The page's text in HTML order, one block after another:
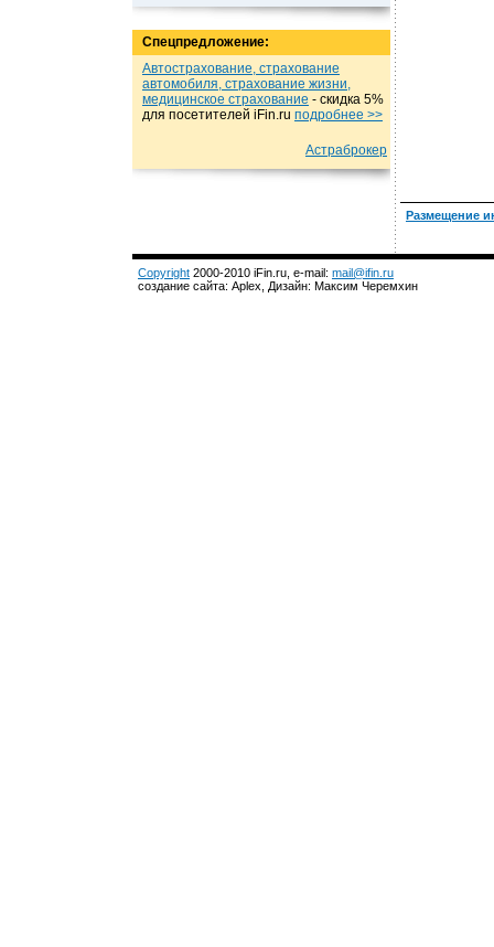
Спецпредложение:
Автострахование, страхование
автомобиля, страхование жизни,
медицинское страхование - cкидка 5%
для посетителей iFin.ru подробнеe >>
Астраброкер
Размещение
Copyright 2000-2010 iFin.ru, e-mail: mail@ifin.ru
создание сайта: Aplex, Дизайн: Максим Черемхин